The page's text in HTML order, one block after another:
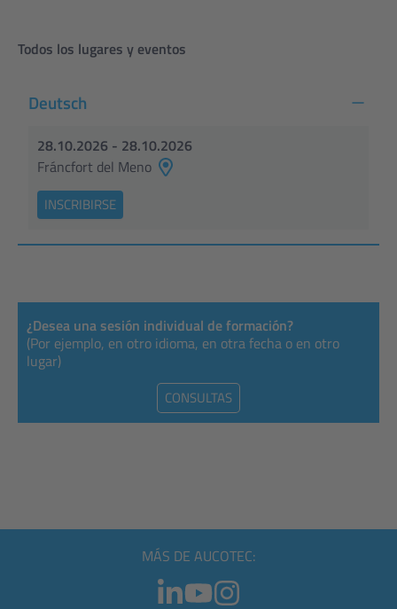
Todos los lugares y eventos
Deutsch
28.10.2026 - 28.10.2026
Fráncfort del Meno
INSCRIBIRSE
¿Desea una sesión individual de formación?
(Por ejemplo, en otro idioma, en otra fecha o en otro
lugar)
CONSULTAS
MÁS DE AUCOTEC: